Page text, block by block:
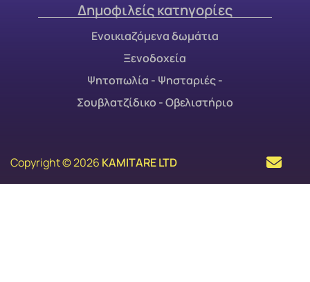
Δημοφιλείς κατηγορίες
Ενοικιαζόμενα δωμάτια
Ξενοδοχεία
Ψητοπωλία - Ψησταριές -
Σουβλατζίδικο - Οβελιστήριο
Copyright © 2026 KAMITARE LTD